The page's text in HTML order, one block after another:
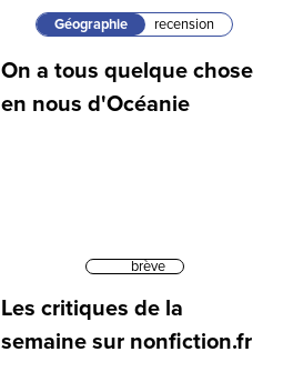
Géographie recension
On a tous quelque chose
en nous d'Océanie
brève
Les critiques de la
semaine sur nonfiction.fr